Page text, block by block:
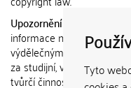
Tyto
Upozornění / Notice:
informace nemohou být
výdělečným účelům nebo
za studijní, vědeckou
tvůrčí činnost jiné osoby